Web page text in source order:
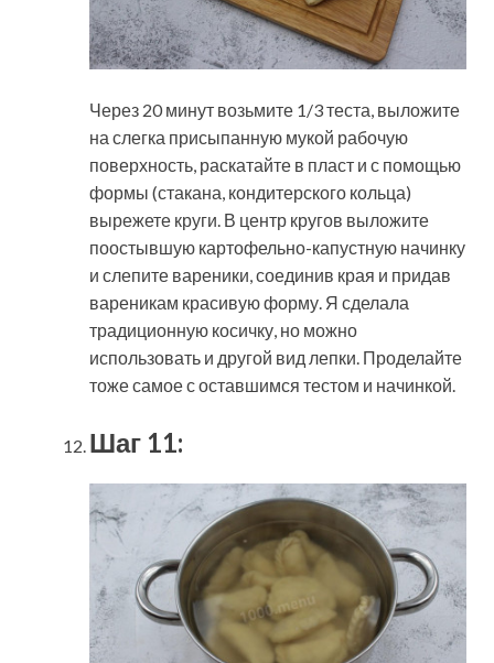
Через 20 минут возьмите 1/3 теста, выложите
на слегка присыпанную мукой рабочую
поверхность, раскатайте в пласт и с помощью
формы (стакана, кондитерского кольца)
вырежете круги. В центр кругов выложите
поостывшую картофельно-капустную начинку
и слепите вареники, соединив края и придав
вареникам красивую форму. Я сделала
традиционную косичку, но можно
использовать и другой вид лепки. Проделайте
тоже самое с оставшимся тестом и начинкой.
Шаг 11: